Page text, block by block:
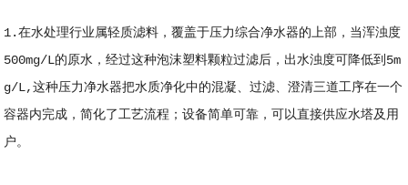
1.在水处理行业属轻质滤料，覆盖于压力综合净水器的上部，当浑浊度
500mg/L的原水，经过这种泡沫塑料颗粒过滤后，出水浊度可降低到5m
g/L,这种压力净水器把水质净化中的混凝、过滤、澄清三道工序在一个
容器内完成，简化了工艺流程；设备简单可靠，可以直接供应水塔及用
户。